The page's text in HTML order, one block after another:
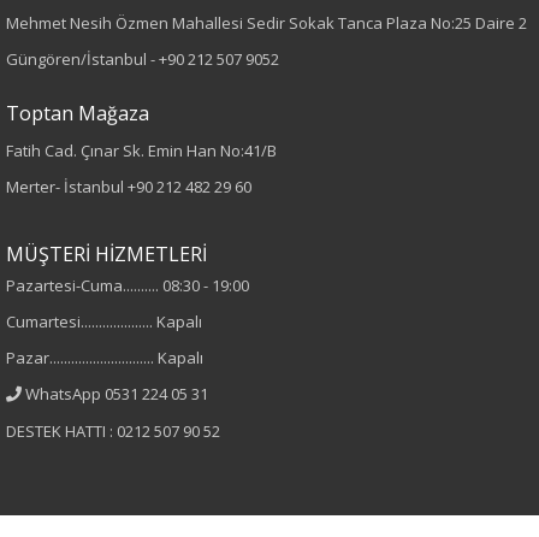
Kumaş Tipi
pul payet
Kumaş
Yaka Tipi
Bisiklet Yaka
Kadın
Mehmet Nesih Özmen Mahallesi Sedir Sokak Tanca Plaza No:25 Daire 2
Güngören/İstanbul -+90 212 507 9052
Toptan Mağaza
Fatih Cad. Çınar Sk. Emin Han No:41/B
Merter- İstanbul +90 212 482 29 60
MÜŞTERİ HİZMETLERİ
Pazartesi-Cuma.......... 08:30 - 19:00
Cumartesi.................... Kapalı
Pazar............................. Kapalı
WhatsApp 0531 224 05 31
DESTEK HATTI : 0212 507 90 52